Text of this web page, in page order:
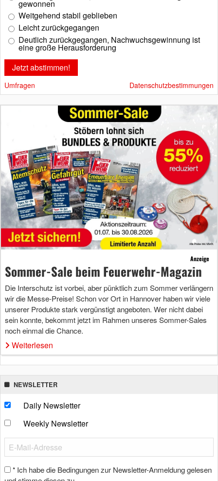
gewonnen
Weitgehend stabil geblieben
Leicht zurückgegangen
Deutlich zurückgegangen, Nachwuchsgewinnung ist
eine große Herausforderung
Umfragen Datenschutzbestimmungen
Anzeige
Sommer-Sale beim Feuerwehr-Magazin
Die Interschutz ist vorbei, aber pünktlich zum Sommer verlängern
wir die Messe-Preise! Schon vor Ort in Hannover haben wir viele
unserer Produkte stark vergünstigt angeboten. Wer nicht dabei
sein konnte, bekommt jetzt im Rahmen unseres Sommer-Sales
noch einmal die Chance.
Weiterlesen
NEWSLETTER
Daily Newsletter
Weekly Newsletter
* Ich habe die Bedingungen zur Newsletter-Anmeldung gelesen